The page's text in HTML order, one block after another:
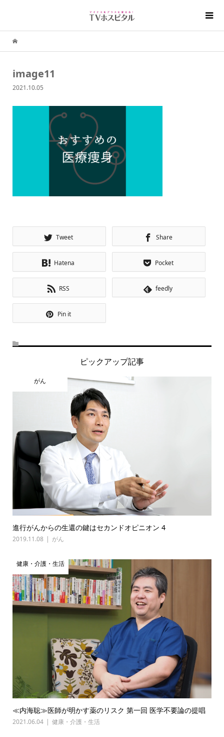
image11
2021.10.05
Tweet Share
Hatena Pocket
RSS feedly
Pin it
ピックアップ記事
がん
進行がんからの生還の鍵はセカンドオピニオン 4
2019.11.08 がん
健康・介護・生活
≪内海聡≫医師が明かす薬のリスク 第一回 医学不要論の提唱
2021.06.04 健康・介護・生活